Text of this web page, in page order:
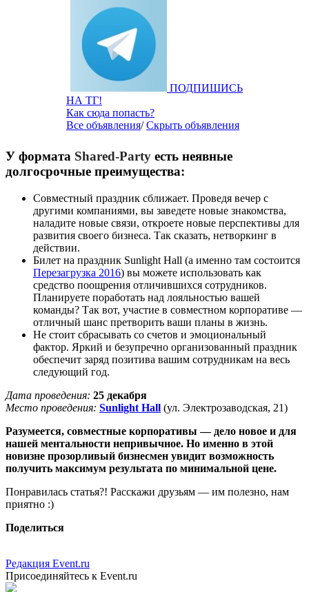
ПОДПИШИСЬ
НА ТГ!
Как сюда попасть?
Все объявления/Скрыть объявления
У формата Shared-Party есть неявные
долгосрочные преимущества:
Совместный праздник сближает. Проведя вечер с
другими компаниями, вы заведете новые знакомства,
наладите новые связи, откроете новые перспективы для
развития своего бизнеса. Так сказать, нетворкинг в
действии.
Билет на праздник Sunlight Hall (а именно там состоится
Перезагрузка 2016) вы можете использовать как
средство поощрения отличившихся сотрудников.
Планируете поработать над лояльностью вашей
команды? Так вот, участие в совместном корпоративе —
отличный шанс претворить ваши планы в жизнь.
Не стоит сбрасывать со счетов и эмоциональный
фактор. Яркий и безупречно организованный праздник
обеспечит заряд позитива вашим сотрудникам на весь
следующий год.
Дата проведения: 25 декабря
Место проведения: Sunlight Hall (ул. Электрозаводская, 21)
Разумеется, совместные корпоративы — дело новое и для
нашей ментальности непривычное. Но именно в этой
новизне прозорливый бизнесмен увидит возможность
получить максимум результата по минимальной цене.
Понравилась статья?! Расскажи друзьям — им полезно, нам
приятно :)
Поделиться
Редакция Event.ru
Присоединяйтесь к Event.ru